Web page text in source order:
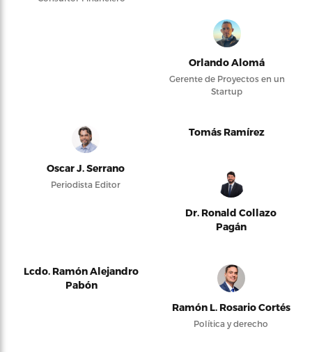
Orlando Alomá
Gerente de Proyectos en un
Startup
Oscar J. Serrano
Periodista Editor
Tomás Ramírez
Dr. Ronald Collazo
Pagán
Lcdo. Ramón Alejandro
Pabón
Ramón L. Rosario Cortés
Política y derecho